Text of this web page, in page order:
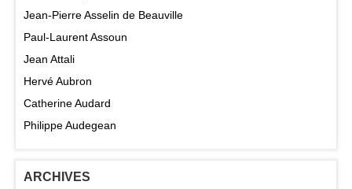
Jean-Pierre Asselin de Beauville
Paul-Laurent Assoun
Jean Attali
Hervé Aubron
Catherine Audard
Philippe Audegean
ARCHIVES